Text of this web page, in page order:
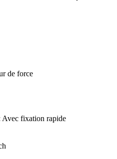
de force
Avec fixation rapide